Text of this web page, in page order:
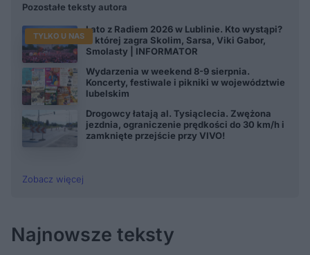
Pozostałe teksty autora
TYLKO U NAS
Lato z Radiem 2026 w Lublinie. Kto wystąpi?
O której zagra Skolim, Sarsa, Viki Gabor,
Smolasty | INFORMATOR
Wydarzenia w weekend 8-9 sierpnia.
Koncerty, festiwale i pikniki w województwie
lubelskim
Drogowcy łatają al. Tysiąclecia. Zwężona
jezdnia, ograniczenie prędkości do 30 km/h i
zamknięte przejście przy VIVO!
Zobacz więcej
Najnowsze teksty